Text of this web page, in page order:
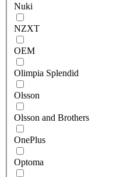
Nuki
NZXT
OEM
Olimpia Splendid
Olsson
Olsson and Brothers
OnePlus
Optoma